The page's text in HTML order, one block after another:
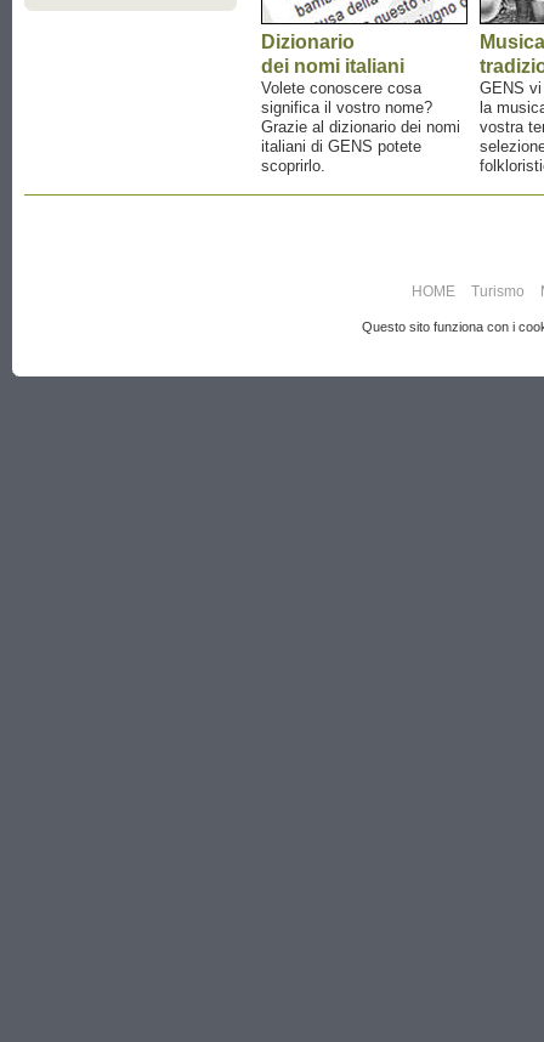
Dizionario
dei nomi italiani
Volete conoscere cosa
significa il vostro nome?
Grazie al dizionario dei nomi
italiani di GENS potete
scoprirlo.
Musica
GENS
la
vostra
HOME Turismo
Questo sito funziona con i